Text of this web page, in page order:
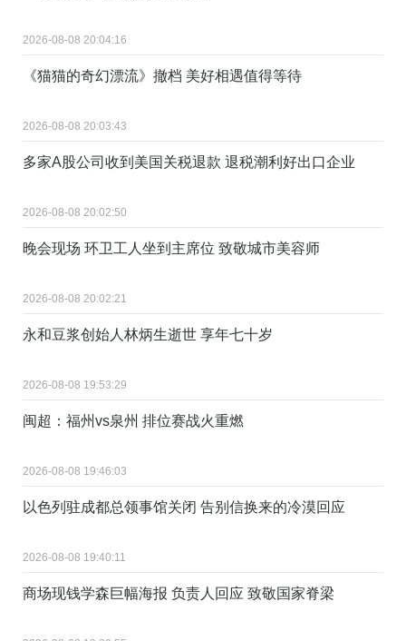
2026-08-08 20:04:16
《猫猫的奇幻漂流》撤档 美好相遇值得等待
2026-08-08 20:03:43
多家A股公司收到美国关税退款 退税潮利好出口企业
2026-08-08 20:02:50
晚会现场 环卫工人坐到主席位 致敬城市美容师
2026-08-08 20:02:21
永和豆浆创始人林炳生逝世 享年七十岁
2026-08-08 19:53:29
闽超：福州vs泉州 排位赛战火重燃
2026-08-08 19:46:03
以色列驻成都总领事馆关闭 告别信换来的冷漠回应
2026-08-08 19:40:11
商场现钱学森巨幅海报 负责人回应 致敬国家脊梁